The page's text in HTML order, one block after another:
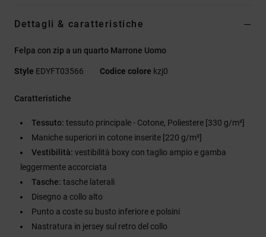
Dettagli & caratteristiche
Felpa con zip a un quarto Marrone Uomo
Style EDYFT03566 Codice colore kzj0
Caratteristiche
Tessuto: tessuto principale - Cotone, Poliestere [330 g/m²]
Maniche superiori in cotone inserite [220 g/m²]
Vestibilità: vestibilità boxy con taglio ampio e gamba
leggermente accorciata
Tasche: tasche laterali
Disegno a collo alto
Punto a coste su busto inferiore e polsini
Nastratura in jersey sul retro del collo